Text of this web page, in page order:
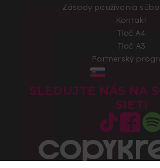
Zásady používania
Kontakt
Tlač A4
Tlač A3
Partnerský
SLEDUJTE NÁS NA
SIETI